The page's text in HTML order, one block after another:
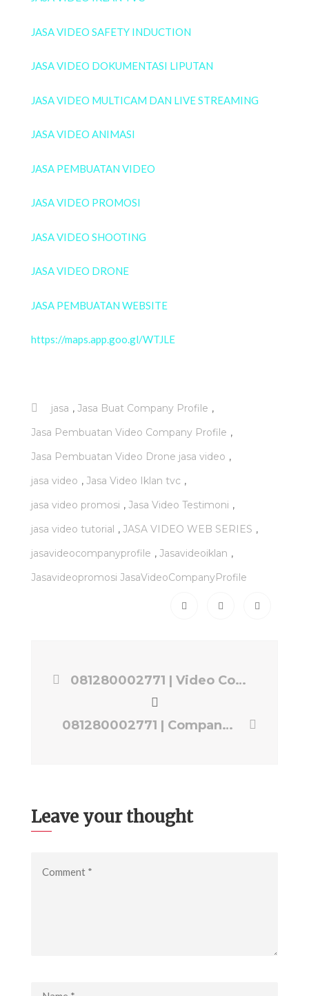
JASA VIDEO SAFETY INDUCTION
JASA VIDEO DOKUMENTASI LIPUTAN
JASA VIDEO MULTICAM DAN LIVE STREAMING
JASA VIDEO ANIMASI
JASA PEMBUATAN VIDEO
JASA VIDEO PROMOSI
JASA VIDEO SHOOTING
JASA VIDEO DRONE
JASA PEMBUATAN WEBSITE
https://maps.app.goo.gl/WTJLE
jasa , Jasa Buat Company Profile ,
Jasa Pembuatan Video Company Profile ,
Jasa Pembuatan Video Drone jasa video ,
jasa video , Jasa Video Iklan tvc ,
jasa video promosi , Jasa Video Testimoni ,
jasa video tutorial , JASA VIDEO WEB SERIES ,
jasavideocompanyprofile , Jasavideoiklan ,
Jasavideopromosi JasaVideoCompanyProfile
081280002771 | Video Company Profile Kontraktor Jakarta Selatan | Jasa Video EPS PRODUCTION
081280002771 | Company Profile Koperasi Jakarta Selatan | Jasa Video EPS PRODUCTION
Leave your thought